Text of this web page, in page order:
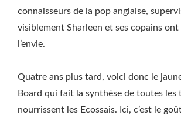
connaisseurs de la pop anglaise,
visiblement Sharleen et ses copains
l’envie.
Quatre ans plus tard, voici donc le
Board qui fait la synthèse de toutes les
nourrissent les Ecossais. Ici, c’est le